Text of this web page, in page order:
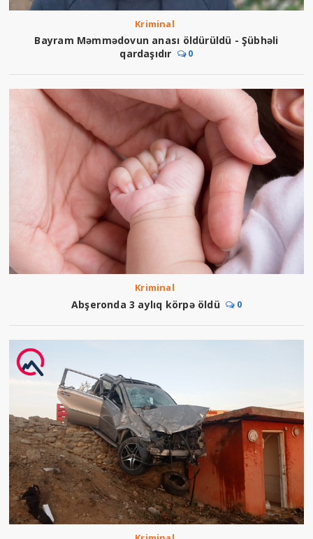
Kriminal
Bayram Məmmədovun anası öldürüldü - Şübhəli
qardaşıdır
0
Kriminal
Abşeronda 3 aylıq körpə öldü 0